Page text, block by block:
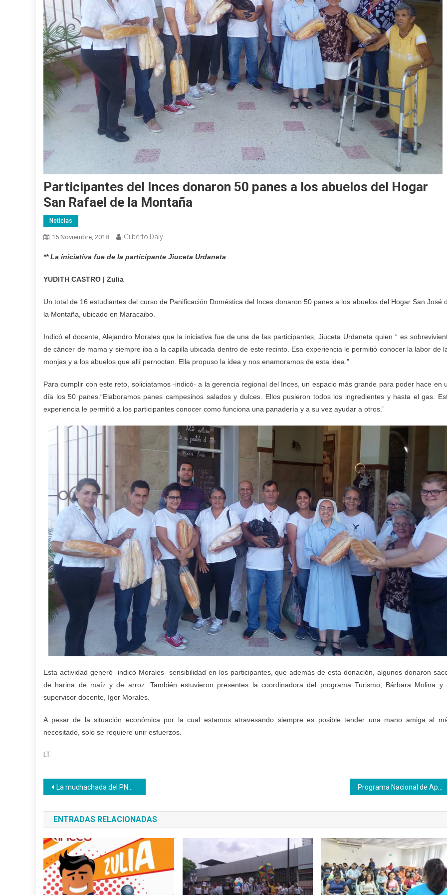
Participantes del Inces donaron 50 panes a los abuelos del Hogar
San Rafael de la Montaña
Noticias
15 Noviembre, 2018 Gilberto Daly
** La iniciativa fue de la participante Jiuceta Urdaneta
YUDITH CASTRO | Zulia
Un total de 16 estudiantes del curso de Panificación Doméstica del Inces donaron 50 panes a los abuelos del Hogar San José
la Montaña, ubicado en Maracaibo.
Indicó el docente, Alejandro Morales que la iniciativa fue de una de las participantes, Jiuceta Urdaneta quien “ es
de cáncer de mama y siempre iba a la capilla ubicada dentro de este recinto. Esa experiencia le permitió conocer la labor de
monjas y a los abuelos que allí pernoctan. Ella propuso la idea y nos enamoramos de esta idea.”
Para cumplir con este reto, soliciatamos -indicó- a la gerencia regional del Inces, un espacio más grande para poder hace en
día los 50 panes.“Elaboramos panes campesinos salados y dulces. Ellos pusieron todos los ingredientes y hasta el gas.
experiencia le permitió a los participantes conocer como funciona una panadería y a su vez ayudar a otros.”
Esta actividad generó -indicó Morales- sensibilidad en los participantes, que además de esta donación, algunos donaron
de harina de maíz y de arroz. También estuvieron presentes la coordinadora del programa Turismo, Bárbara Molina y
supervisor docente, Igor Morales.
A pesar de la situación económica por la cual estamos atravesando siempre es posible tender una mano amiga al
necesitado, solo se requiere unir esfuerzos.
LT.
Navegación
de
entradas
La muchachada del PNA inicia la reestructuración de más de 130 mesas-sillas en Maracay
ENTRADAS RELACIONADAS